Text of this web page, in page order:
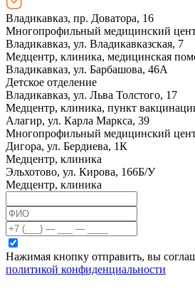
Владикавказ, пр. Доватора, 16
Многопрофильный медицинский
Владикавказ, ул. Владикавказская, 7
Медцентр, клиника, медицинская
Владикавказ, ул. Барбашова, 46А
Детское отделение
Владикавказ, ул. Льва Толстого, 17
Медцентр, клиника, пункт
Алагир, ул. Карла Маркса, 39
Многопрофильный медицинский
Дигора, ул. Бердиева, 1К
Медцентр, клиника
Эльхотово, ул. Кирова, 166Б/У
Медцентр, клиника
Нажимая кнопку отправить, вы
политикой конфиденциальности